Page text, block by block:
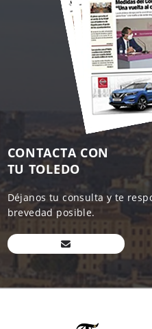
CONTACTA CON
TU TOLEDO
Déjanos tu consulta y te
brevedad posible.